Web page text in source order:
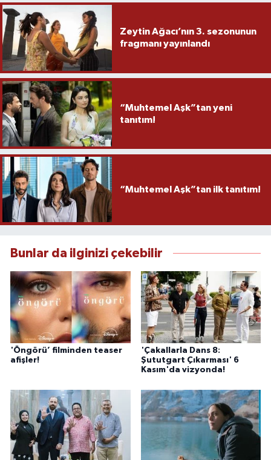
Zeytin Ağacı’nın 3. sezonunun
fragmanı yayınlandı
“Muhtemel Aşk”tan yeni
tanıtım!
“Muhtemel Aşk”tan ilk tanıtım!
Bunlar da ilginizi çekebilir
'Öngörü’ filminden teaser
afişler!
'Çakallarla Dans 8:
Şututgart Çıkarması' 6
Kasım'da vizyonda!